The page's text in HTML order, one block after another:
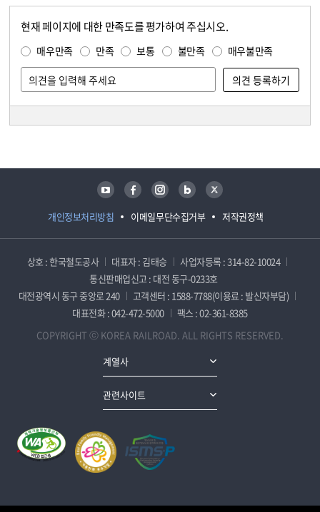
현재 페이지에 대한 만족도를 평가하여 주십시오.
매우만족 만족 보통 불만족 매우불만족
개인정보처리방침 이메일무단수집거부 저작권정책
유튜브 페이스북 인스타그램 블로그 트위터
상호 : 한국철도공사 대표자 : 김태승
사업자등록 : 314-82-10024
통신판매업신고 : 대전 동구-0233호
대전광역시 동구 중앙로 240
고객센터 : 1588-7788(이용료 : 발신자부담)
대표전화 : 042-472-5000
팩스 : 02-361-8385
COPYRIGHT ⓒ KOREA RAILROAD. ALL RIGHTS RESERVED.
계열사
관련사이트